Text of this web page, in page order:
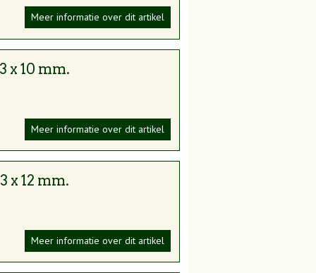
de tand des tijds.
essentieel voor de integriteit
Unusual
Meer informatie over dit artikel
x 10 mm.
Meer informatie over dit artikel
x 12 mm.
Meer informatie over dit artikel